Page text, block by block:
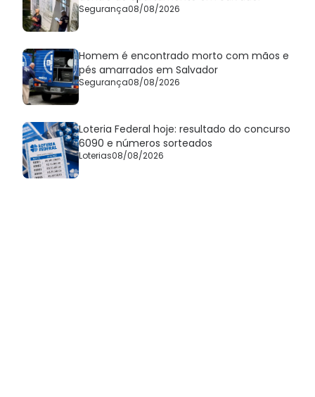
Segurança08/08/2026
Homem é encontrado morto com mãos e
pés amarrados em Salvador
Segurança08/08/2026
Loteria Federal hoje: resultado do concurso
6090 e números sorteados
Loterias08/08/2026